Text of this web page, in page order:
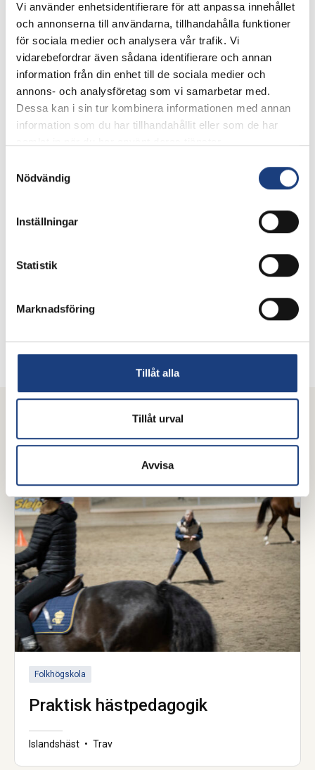
Vi använder enhetsidentifierare för att anpassa innehållet
och annonserna till användarna, tillhandahålla funktioner
för sociala medier och analysera vår trafik. Vi
vidarebefordrar även sådana identifierare och annan
information från din enhet till de sociala medier och
annons- och analysföretag som vi samarbetar med.
Dessa kan i sin tur kombinera informationen med annan
information som du har tillhandahållit eller som de har
Nödvändig
Inställningar
Statistik
Marknadsföring
Tillåt alla
Tillåt urval
Avvisa
Kontaktpersoner
Elin Westerlund
Skicka e-post
Fler utbildningar
Folkhögskola
Praktisk hästpedagogik
Islandshäst • Trav